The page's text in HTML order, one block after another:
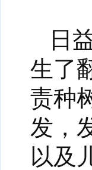
日
生了
责种
发，
以及